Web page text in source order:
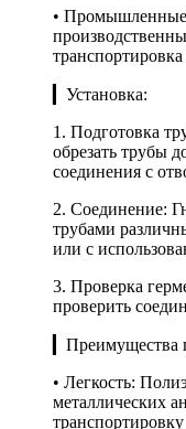
•
▎Установка:
1. Подготовка
обрезать трубы
соединения с
2. Соединение:
трубами
или с
3. Проверка
проверить
• Легкость:
металлических